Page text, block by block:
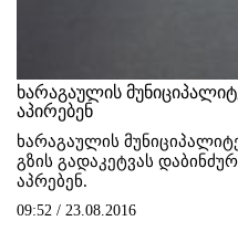
ხარაგაულის
აპირებენ
ხარაგაულის
გზის გადაკეტვას
აპრებენ.
09:52 / 23.08.2016